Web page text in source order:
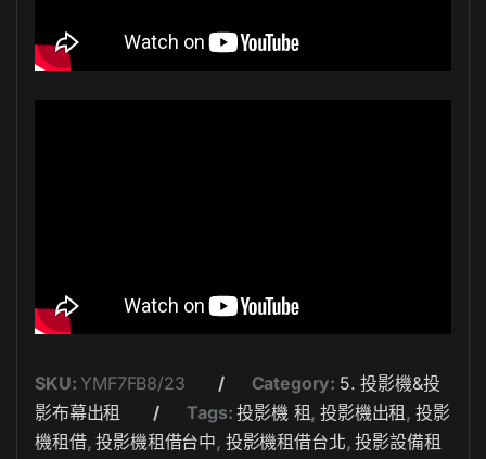
SKU: YMF7FB8/23 Category: 5. 投影機&投
影布幕出租
Tags:投影機 租,投影機出租 , 投影
機租借,投影機租借台中, 投影機租借台北,投影設備租